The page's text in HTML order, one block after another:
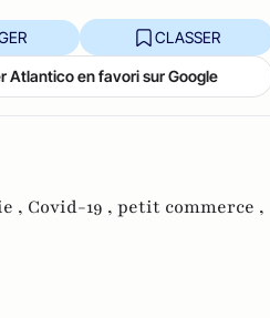
CLASSER
Atlantico en favori sur Google
, Covid-19 , petit commerce ,